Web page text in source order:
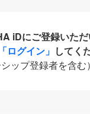
iDにご登録いた
「ログイン」 してく
ップ登録者を含む）